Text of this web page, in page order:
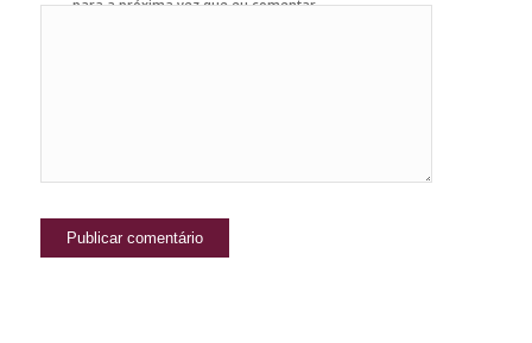
para a próxima vez que eu comentar.